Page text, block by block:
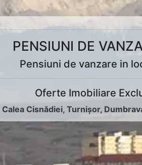
PENSIUNI DE
Pensiuni de vanzare in
Oferte Imobiliare
Calea Cisnădiei,Turnișor,